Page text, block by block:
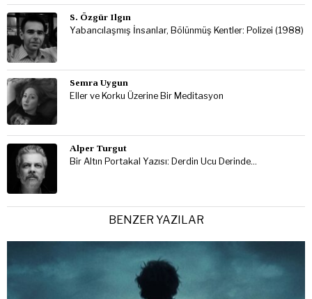
S. Özgür Ilgın
Yabancılaşmış İnsanlar, Bölünmüş Kentler: Polizei (1988)
Semra Uygun
Eller ve Korku Üzerine Bir Meditasyon
Alper Turgut
Bir Altın Portakal Yazısı: Derdin Ucu Derinde…
BENZER YAZILAR